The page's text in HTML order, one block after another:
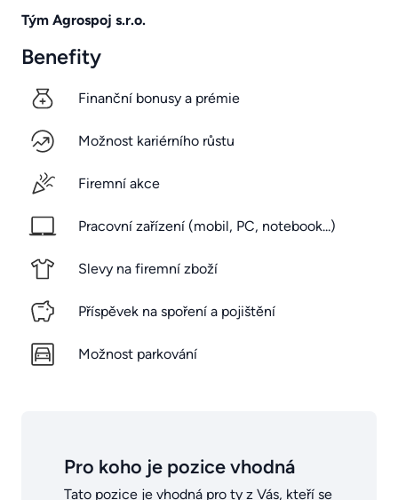
Tým Agrospoj s.r.o.
Benefity
Finanční bonusy a prémie
Možnost kariérního růstu
Firemní akce
Pracovní zařízení (mobil, PC, notebook...)
Slevy na firemní zboží
Příspěvek na spoření a pojištění
Možnost parkování
Pro koho je pozice vhodná
Tato pozice je vhodná pro ty z Vás, kteří se